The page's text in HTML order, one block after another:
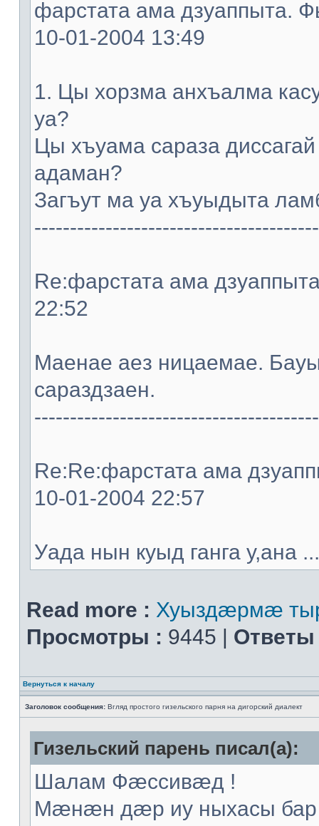
фарстата ама дзуаппыта.
10-01-2004 13:49
1. Цы хорзма анхъалма
уа?
Цы хъуама сараза
адаман?
Загъут ма уа хъуыдыта
Re:фарстата ама
22:52
Мaeнae aeз ницaeмae.
сараздзaeн.
Re:Re:фарстата ама
10-01-2004 22:57
Уада нын куыд ганга у,ана ...
Read more : Хуыздæрмæ
Просмотры : 9445 | Ответы
Вернуться к началу
Заголовок сообщения: Вгляд простого гизельского парня на дигорский диалект
Гизельский парень писал(а):
Шалам Фæссивæд !
Мæнæн дæр иу ныхасы бар